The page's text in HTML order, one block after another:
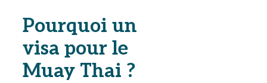
Pourquoi un
visa pour le
Muay Thai ?